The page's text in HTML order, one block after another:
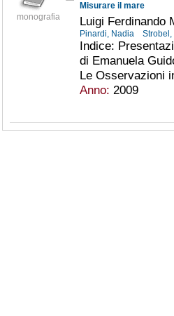
monografia
Misurare il mare
Luigi Ferdinando
Pinardi, Nadia
Indice:
di Emanuela
Le Osservazioni
Anno: 2009